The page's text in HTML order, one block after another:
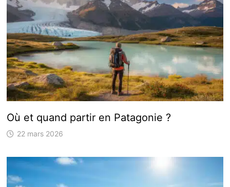
Où et quand partir en Patagonie ?
22 mars 2026